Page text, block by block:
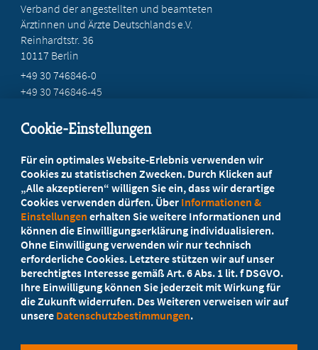
Verband der angestellten und beamteten
Ärztinnen und Ärzte Deutschlands e.V.
Reinhardtstr. 36
10117 Berlin
+49 30 746846-0
+49 30 746846-45
Ihr Landesverband berät Sie!
Ansprechpartner
Werden Sie jetzt Mitglied!
5 Vorteile einer Mitgliedschaft
Cookie-Einstellungen
Für ein optimales Website-Erlebnis verwenden wir
Cookies zu statistischen Zwecken. Durch Klicken auf
„Alle akzeptieren“ willigen Sie ein, dass wir derartige
Cookies verwenden dürfen. Über Informationen &
Einstellungen erhalten Sie weitere Informationen und
können die Einwilligungserklärung individualisieren.
Ohne Einwilligung verwenden wir nur technisch
erforderliche Cookies. Letztere stützen wir auf unser
berechtigtes Interesse gemäß Art. 6 Abs. 1 lit. f DSGVO.
Ihre Einwilligung können Sie jederzeit mit Wirkung für
die Zukunft widerrufen. Des Weiteren verweisen wir auf
unsere Datenschutzbestimmungen.